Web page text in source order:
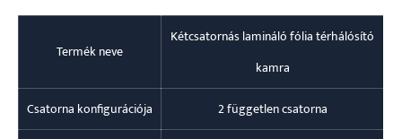
Termék neve
Kétcsatornás lamináló fólia térhálósító
kamra
Csatorna konfigurációja
2 független csatorna